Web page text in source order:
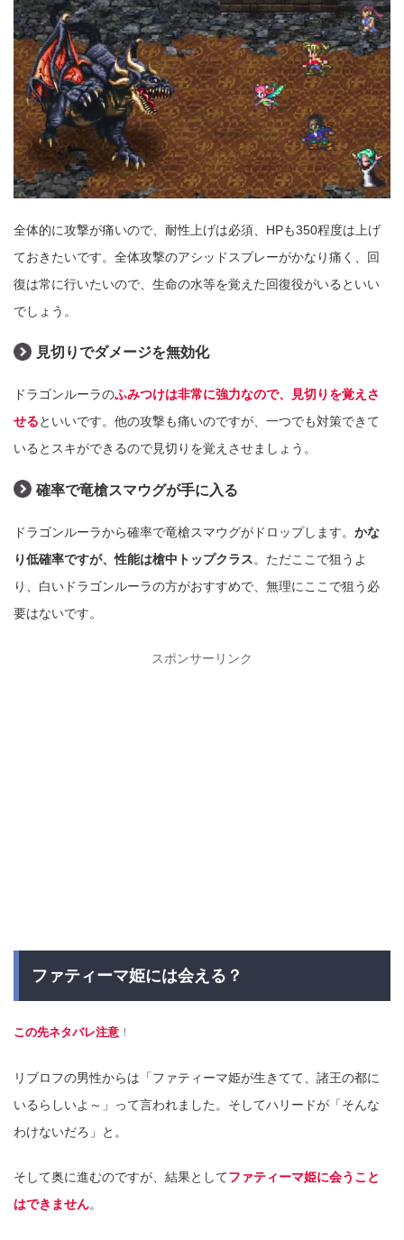
全体的に攻撃が痛いので、耐性上げは必須、HPも350程度は上げ
ておきたいです。全体攻撃のアシッドスプレーがかなり痛く、回
復は常に行いたいので、生命の水等を覚えた回復役がいるといい
でしょう。
見切りでダメージを無効化
ドラゴンルーラのふみつけは非常に強力なので、見切りを覚えさ
せるといいです。他の攻撃も痛いのですが、一つでも対策できて
いるとスキができるので見切りを覚えさせましょう。
確率で竜槍スマウグが手に入る
ドラゴンルーラから確率で竜槍スマウグがドロップします。 かな
り低確率ですが、性能は槍中トップクラス。ただここで狙うよ
り、白いドラゴンルーラの方がおすすめで、無理にここで狙う必
要はないです。
スポンサーリンク
ファティーマ姫には会える？
この先ネタバレ注意 ！
リブロフの男性からは「ファティーマ姫が生きてて、諸王の都に
いるらしいよ～」って言われました。そしてハリードが「そんな
わけないだろ」と。
そして奥に進むのですが、結果としてファティーマ姫に会うこと
はできません。